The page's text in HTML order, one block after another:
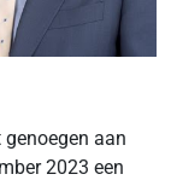
aan
2023 een